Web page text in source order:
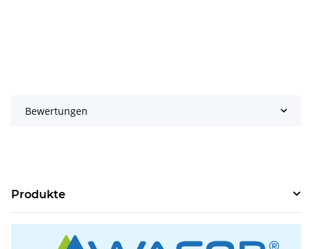
Bewertungen
Produkte